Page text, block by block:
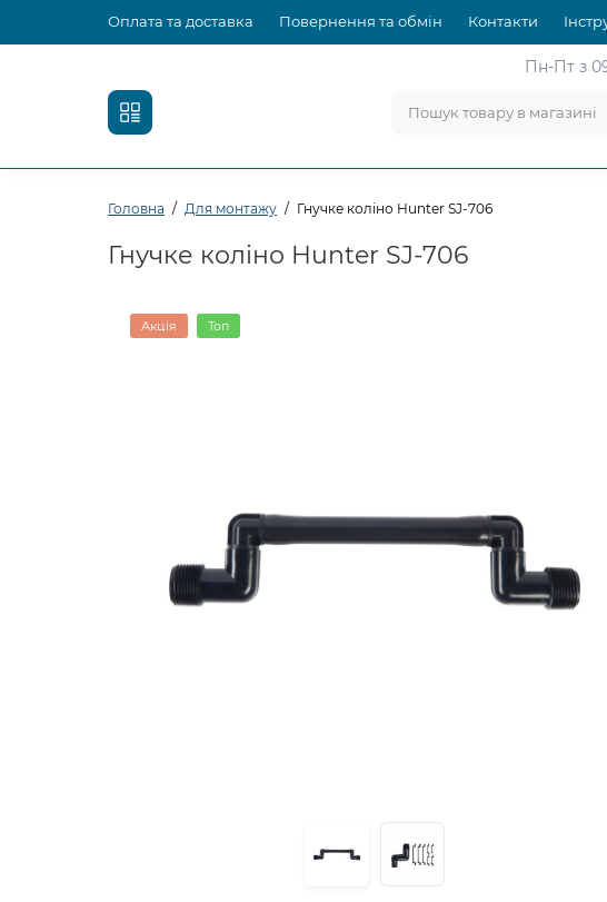
Оплата та доставка Повернення та обмін Контакти
Пн-Пт з
Головна Для монтажу Гнучке коліно Hunter SJ-706
Гнучке коліно Hunter SJ-706
Акція Топ